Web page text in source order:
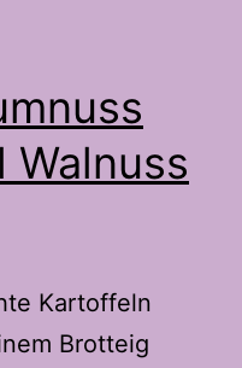
Walnuss
Kartoffeln
Brotteig